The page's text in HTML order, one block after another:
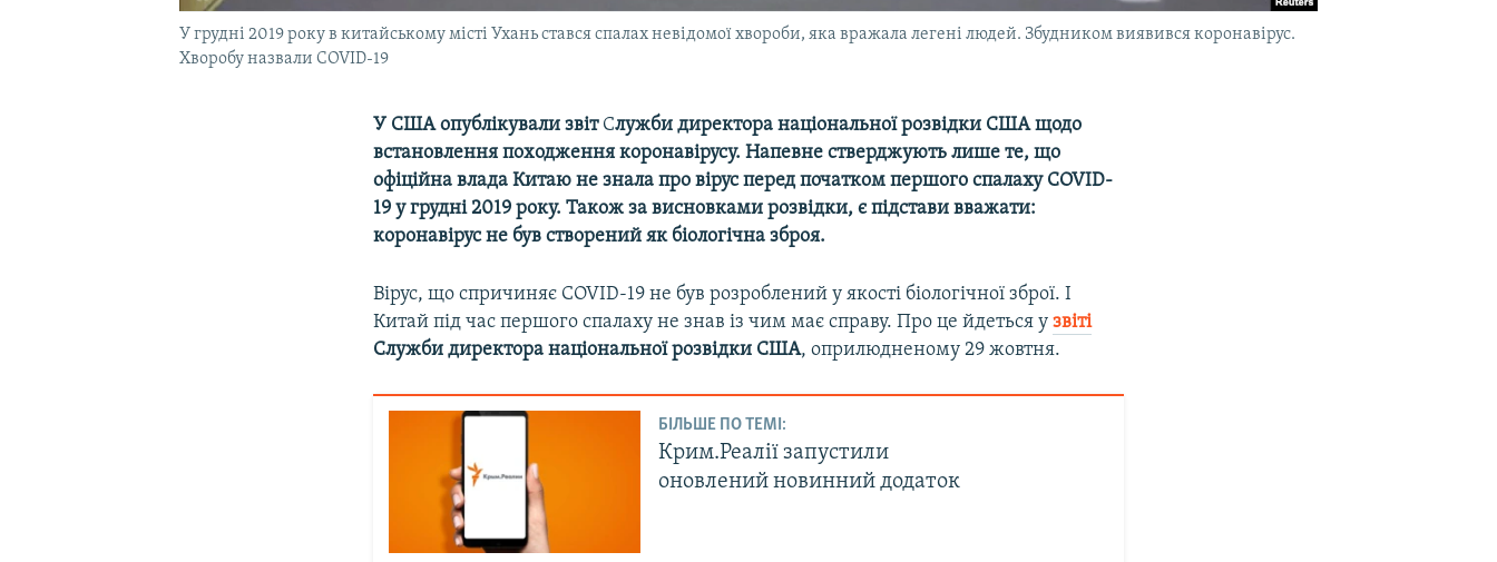
У грудні 2019 року в китайському місті Ухань стався спалах невідомої хвороби, яка вражала легені людей. Збудником виявився коронавірус.
Хворобу назвали COVID-19
У США опублікували звіт Служби директора національної розвідки США щодо
встановлення походження коронавірусу. Напевне стверджують лише те, що
офіційна влада Китаю не знала про вірус перед початком першого спалаху COVID-
19 у грудні 2019 року. Також за висновками розвідки, є підстави вважати:
коронавірус не був створений як біологічна зброя.
Вірус, що спричиняє COVID-19 не був розроблений у якості біологічної зброї. І
Китай під час першого спалаху не знав із чим має справу. Про це йдеться узвіті
Служби директора національної розвідки США, оприлюдненому 29 жовтня.
БІЛЬШЕ ПО ТЕМІ:
Крим.Реалії запустили
оновлений новинний додаток